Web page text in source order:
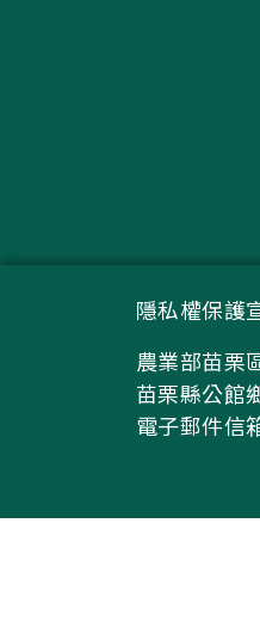
隱私權保護
農業部苗栗
苗栗縣公館
電子郵件信